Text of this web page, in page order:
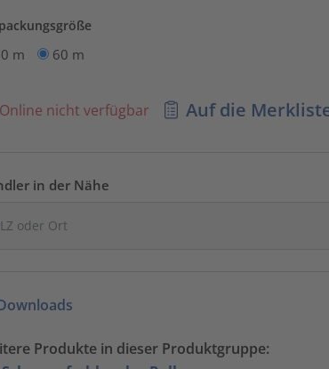
m 60 m
Online nicht verfügbar Auf die
in der Nähe
Produkte in dieser Produktgruppe: